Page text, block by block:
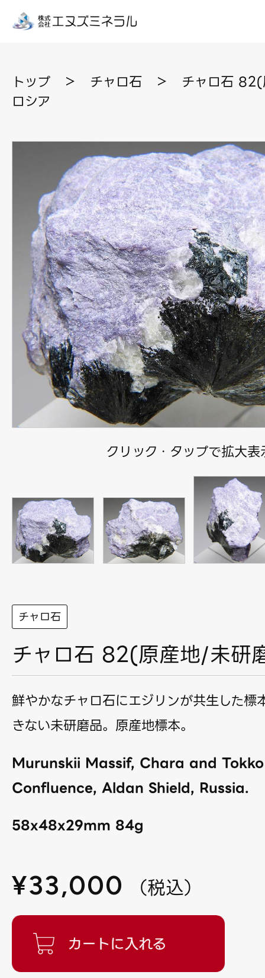
トップ ＞ チャロ石 ＞
チャロ石
ロシア
クリック・タップで拡大表
チャロ石
チャロ石 82(原産地/未研
鮮やかなチャロ石にエジリンが共生した標
きない未研磨品。原産地標本。
Murunskii Massif, Chara and
Confluence, Aldan Shield, Russia.
58x48x29mm 84g
¥33,000 （税込）